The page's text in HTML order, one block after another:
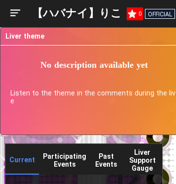
【ハバナイ】りこ 0 OFFICIAL
Current
Participating
Events
Past
Events
Liver
Support
Gauge
Liver theme
No description available yet
Listen to the theme in the comments during the liv
e